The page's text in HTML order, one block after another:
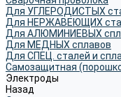
Для УГЛЕРОДИСТЫХ
Для НЕРЖАВЕЮЩИХ
Для АЛЮМИНИЕВЫХ
Для МЕДНЫХ сплавов
Для СПЕЦ. сталей и
Самозащитная
Электроды
Назад